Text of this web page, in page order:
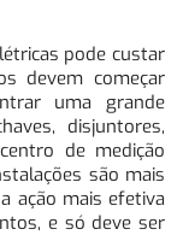
pode custar
devem começar
uma grande
disjuntores,
de medição
são mais
ação mais efetiva
e só deve ser